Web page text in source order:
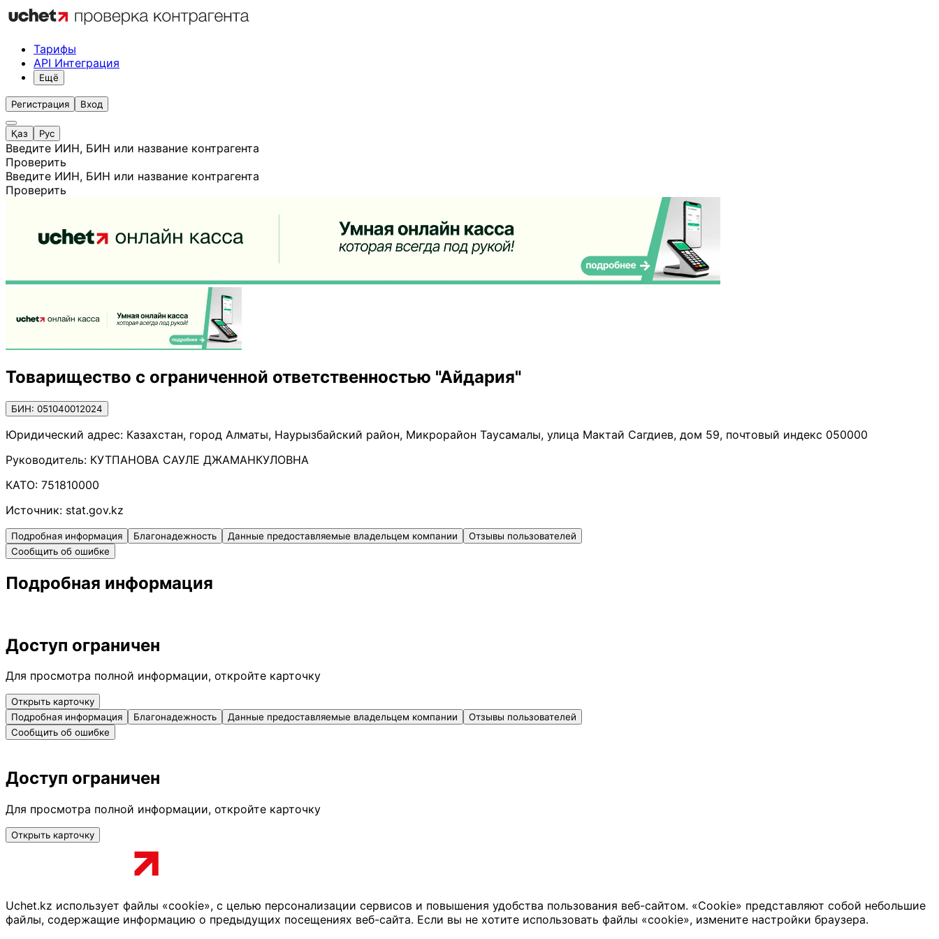
Тарифы
API Интеграция
Ещё
Регистрация Вход
Қаз Рус
Введите ИИН, БИН или название контрагента
Проверить
Введите ИИН, БИН или название контрагента
Проверить
Товарищество с ограниченной ответственностью "Айдария"
БИН: 051040012024
Юридический адрес: Казахстан, город Алматы, Наурызбайский район, Микрорайон Таусамалы, улица Мактай Сагдиев, дом 59, почтовый индекс 050000
Руководитель: КУТПАНОВА САУЛЕ ДЖАМАНКУЛОВНА
КАТО: 751810000
Источник: stat.gov.kz
Подробная информация Благонадежность Данные предоставляемые владельцем компании
Отзывы пользователей
Сообщить об ошибке
Подробная информация
Доступ ограничен
Для просмотра полной информации, откройте карточку
Открыть карточку
Подробная информация
Благонадежность Данные предоставляемые владельцем компании
Отзывы пользователей
Сообщить об ошибке
Доступ ограничен
Для просмотра полной информации, откройте карточку
Открыть карточку
Uchet.kz использует файлы «cookie», с целью персонализации сервисов и повышения удобства пользования веб-сайтом. «Cookie» представляют собой небольшие
файлы, содержащие информацию о предыдущих посещениях веб-сайта. Если вы не хотите использовать файлы «cookie», измените настройки браузера.